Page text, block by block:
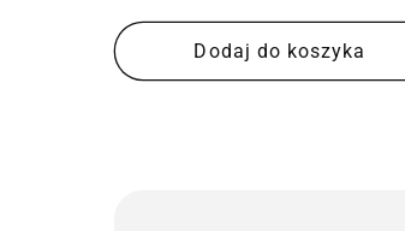
regularna
Dodaj do koszyka